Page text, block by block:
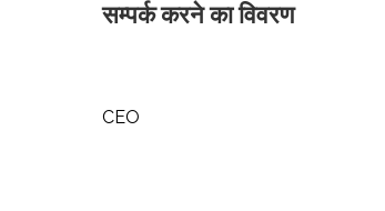
सम्पर्क करने का विवरण
CEO